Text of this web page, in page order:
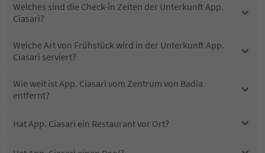
Welches sind die Check-in Zeiten der Unterkunft App.
Ciasarì?
Welche Art von Frühstück wird in der Unterkunft App.
Ciasarì serviert?
Wie weit ist App. Ciasarì vom Zentrum von Badia
entfernt?
Hat App. Ciasarì ein Restaurant vor Ort?